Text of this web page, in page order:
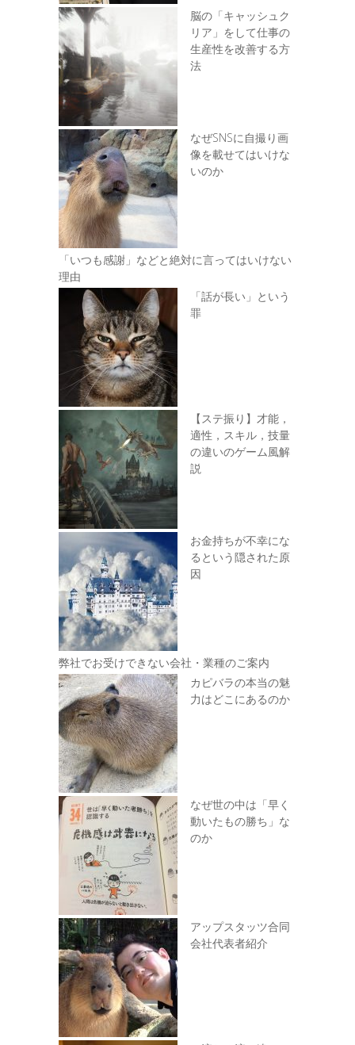
脳の「キャッシュク
リア」をして仕事の
生産性を改善する方
法
なぜSNSに自撮り画
像を載せてはいけな
いのか
「いつも感謝」などと絶対に言ってはいけない
理由
「話が長い」という
罪
【ステ振り】才能，
適性，スキル，技量
の違いのゲーム風解
説
お金持ちが不幸にな
るという隠された原
因
弊社でお受けできない会社・業種のご案内
カピバラの本当の魅
力はどこにあるのか
なぜ世の中は「早く
動いたもの勝ち」な
のか
アップスタッツ合同
会社代表者紹介